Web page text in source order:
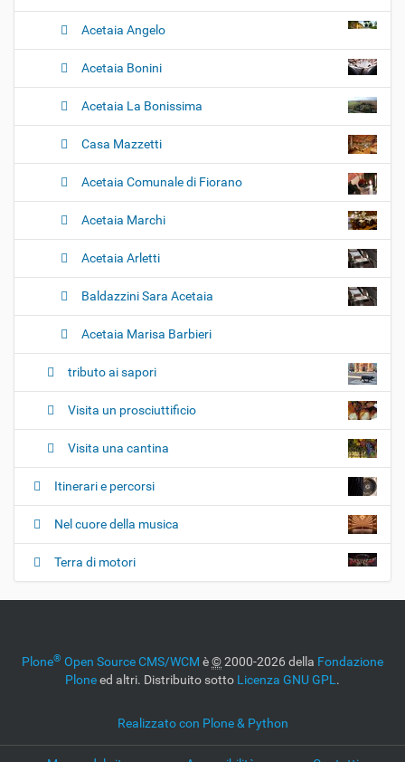
Acetaia Angelo
Acetaia Bonini
Acetaia La Bonissima
Casa Mazzetti
Acetaia Comunale di Fiorano
Acetaia Marchi
Acetaia Arletti
Baldazzini Sara Acetaia
Acetaia Marisa Barbieri
tributo ai sapori
Visita un prosciuttificio
Visita una cantina
Itinerari e percorsi
Nel cuore della musica
Terra di motori
Plone® Open Source CMS/WCM è©2000-2026 della Fondazione
Ploneed altri. Distribuito sotto Licenza GNU GPL .
Realizzato con Plone & Python